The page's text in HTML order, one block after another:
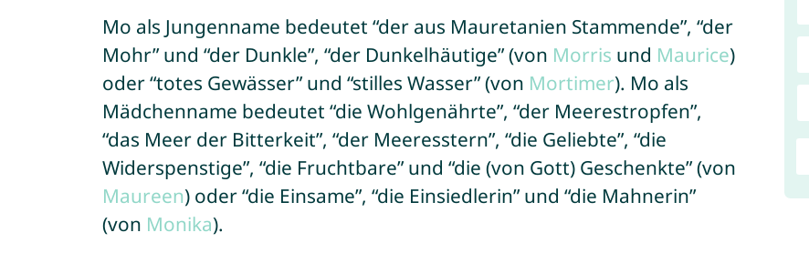
Mo als Jungenname bedeutet “der aus Mauretanien Stammende”, “der
Mohr” und “der Dunkle”, “der Dunkelhäutige” (von Morris und Maurice)
oder “totes Gewässer” und “stilles Wasser” (von Mortimer). Mo als
Mädchenname bedeutet “die Wohlgenährte”, “der Meerestropfen”,
“das Meer der Bitterkeit”, “der Meeresstern”, “die Geliebte”, “die
Widerspenstige”, “die Fruchtbare” und “die (von Gott) Geschenkte” (von
Maureen) oder “die Einsame”, “die Einsiedlerin” und “die Mahnerin”
(von Monika).